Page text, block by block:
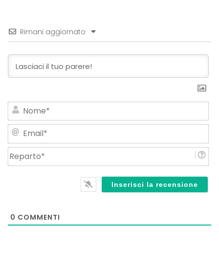
Rimani aggiornato
0 COMMENTI